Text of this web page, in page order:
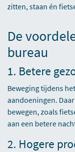
zitten, staan én
De
bureau
1. Betere
Beweging tijdens
aandoeningen.
bewegen, zoals
aan een betere
2. Hogere